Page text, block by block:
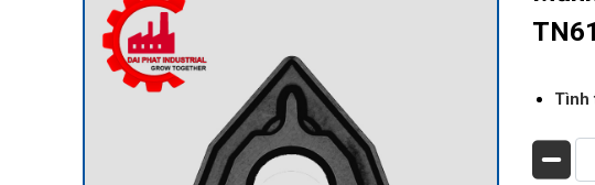
Tình